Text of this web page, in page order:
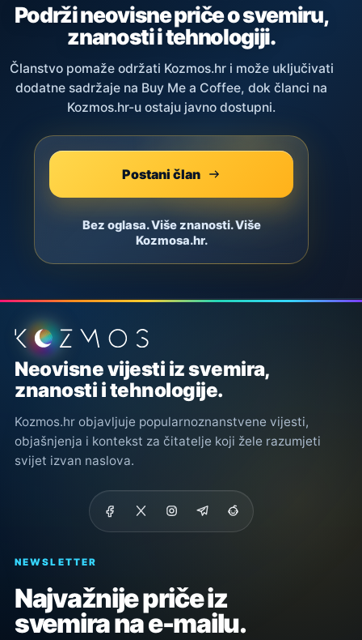
Podrži neovisne priče o svemiru,
znanosti i tehnologiji.
Članstvo pomaže održati Kozmos.hr i može uključivati
dodatne sadržaje na Buy Me a Coffee, dok članci na
Kozmos.hr-u ostaju javno dostupni.
Postani član
Bez oglasa. Više znanosti. Više
Kozmosa.hr.
Podnožje stranice
Neovisne vijesti iz svemira,
znanosti i tehnologije.
Kozmos.hr objavljuje popularnoznanstvene vijesti,
objašnjenja i kontekst za čitatelje koji žele razumjeti
svijet izvan naslova.
NEWSLETTER
Najvažnije priče iz
svemira na e-mailu.